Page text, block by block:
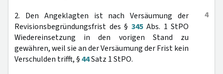
4
2. Den Angeklagten ist nach Versäumung der
Revisionsbegründungsfrist des § 345Abs. 1 StPO
Wiedereinsetzung in den vorigen Stand zu
gewähren, weil sie an der Versäumung der Frist kein
Verschulden trifft, §44Satz 1 StPO.